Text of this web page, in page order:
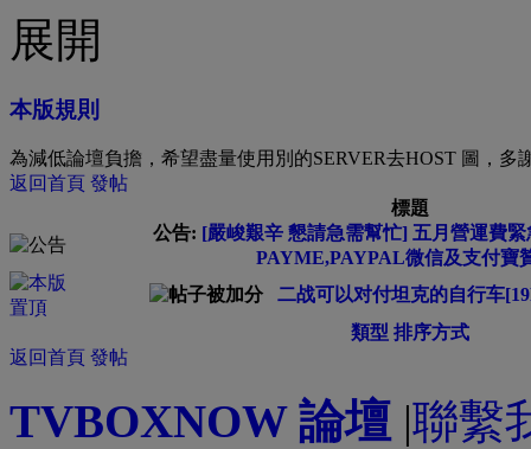
本版規則
為減低論壇負擔，希望盡量使用別的SERVER去HOST 圖，多
返回首頁 發帖
標題
公告: [嚴峻艱辛 懇請急需幫忙] 五月營運費
PAYME,PAYPAL微信及支付寶
二战可以对付坦克的自行车
類型 排序方式
返回首頁 發帖
TVBOXNOW 論壇 |聯繫